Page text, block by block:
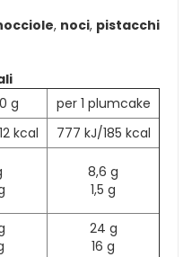
, noci, pistacchi
g
per 1 plumcake
kcal
777 kJ/185 kcal
8,6 g
1,5 g
24 g
16 g